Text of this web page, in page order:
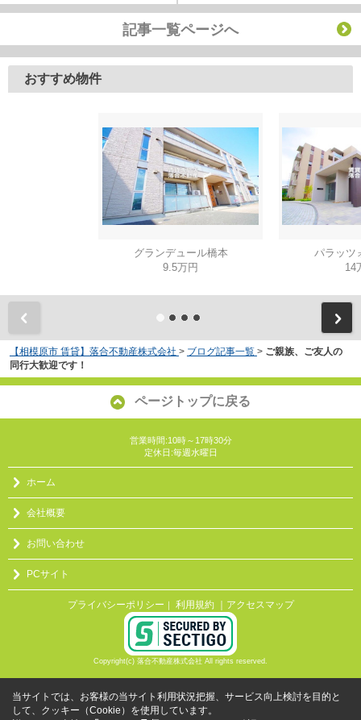
記事一覧ページへ
おすすめ物件
グランデュール橋本
9.5万円
パラッ
14
【相模原市 賃貸】落合不動産株式会社 > ブログ記事一覧 > ご親族、ご友人の
同行大歓迎です！
ページトップに戻る
営業時間:10時～17時30分
定休日:毎週水曜日
ホーム
会社概要
お問い合わせ
PCサイト
プライバシーポリシー ｜ 利用規約 ｜アクセスマップ
Copyright(c) 落合不動産株式会社 All rights reserved.
当サイトでは、お客様の当サイト利用状況把握、サービス向上検討を目的と
して、クッキー（Cookie）を使用しています。